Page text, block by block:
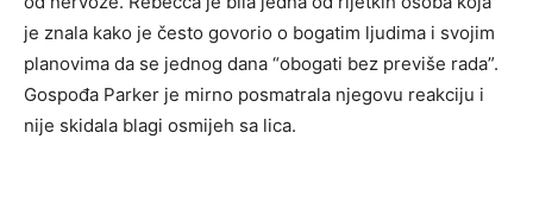
je znala kako je često govorio o bogatim ljudima i svojim
planovima da se jednog dana “obogati bez previše rada”.
Gospođa Parker je mirno posmatrala njegovu reakciju i
nije skidala blagi osmijeh sa lica.